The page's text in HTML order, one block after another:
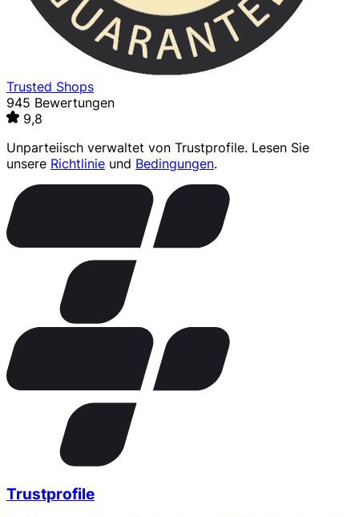
Trusted Shops
945 Bewertungen
9,8
Unparteiisch verwaltet von Trustprofile. Lesen Sie
unsere Richtlinie und Bedingungen.
Trustprofile